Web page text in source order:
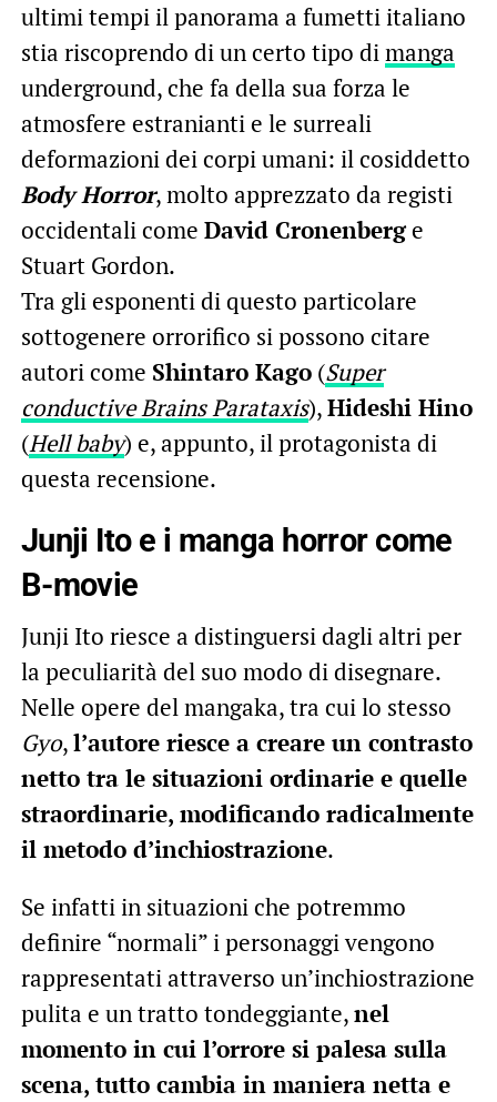
ultimi tempi il panorama a fumetti italiano
stia riscoprendo di un certo tipo dimanga
underground, che fa della sua forza le
atmosfere estranianti e le surreali
deformazioni dei corpi umani: il cosiddetto
Body Horror, molto apprezzato da registi
occidentali come David Cronenberge
Stuart Gordon.
Tra gli esponenti di questo particolare
sottogenere orrorifico si possono citare
autori come Shintaro Kago(Super
conductive Brains Parataxis),Hideshi Hino
(Hell baby) e, appunto, il protagonista di
questa recensione.
Junji Ito e i manga horror come
B-movie
Junji Ito riesce a distinguersi dagli altri per
la peculiarità del suo modo di disegnare.
Nelle opere del mangaka, tra cui lo stesso
Gyo,l’autore riesce a creare un contrasto
netto tra le situazioni ordinarie e quelle
straordinarie, modificando radicalmente
il metodo d’inchiostrazione.
Se infatti in situazioni che potremmo
definire “normali” i personaggi vengono
rappresentati attraverso un’inchiostrazione
pulita e un tratto tondeggiante,nel
momento in cui l’orrore si palesa sulla
scena, tutto cambia in maniera netta e